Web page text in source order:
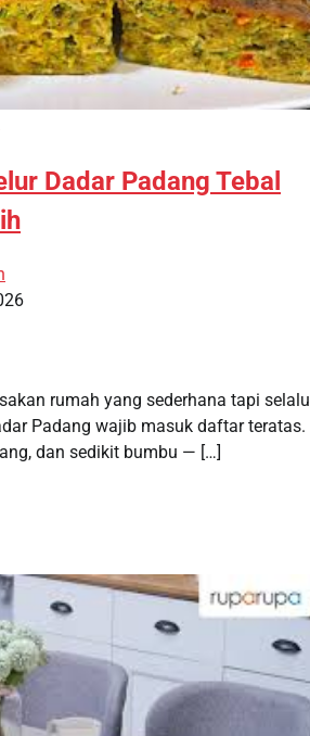
Dadar Padang Tebal
rumah yang sederhana tapi selalu
Padang wajib masuk daftar teratas.
dan sedikit bumbu — […]